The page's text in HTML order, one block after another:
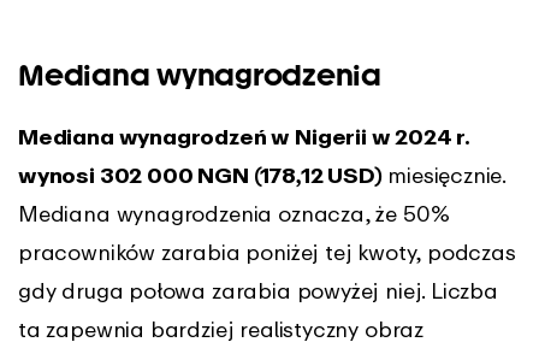
Mediana wynagrodzenia
Mediana wynagrodzeń w Nigerii w 2024 r.
wynosi 302 000 NGN (178,12 USD)miesięcznie.
Mediana wynagrodzenia oznacza, że 50%
pracowników zarabia poniżej tej kwoty, podczas
gdy druga połowa zarabia powyżej niej. Liczba
ta zapewnia bardziej realistyczny obraz